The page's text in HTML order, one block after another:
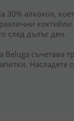
30% алкохол,
след дълъг ден.
Beluga
Насладете